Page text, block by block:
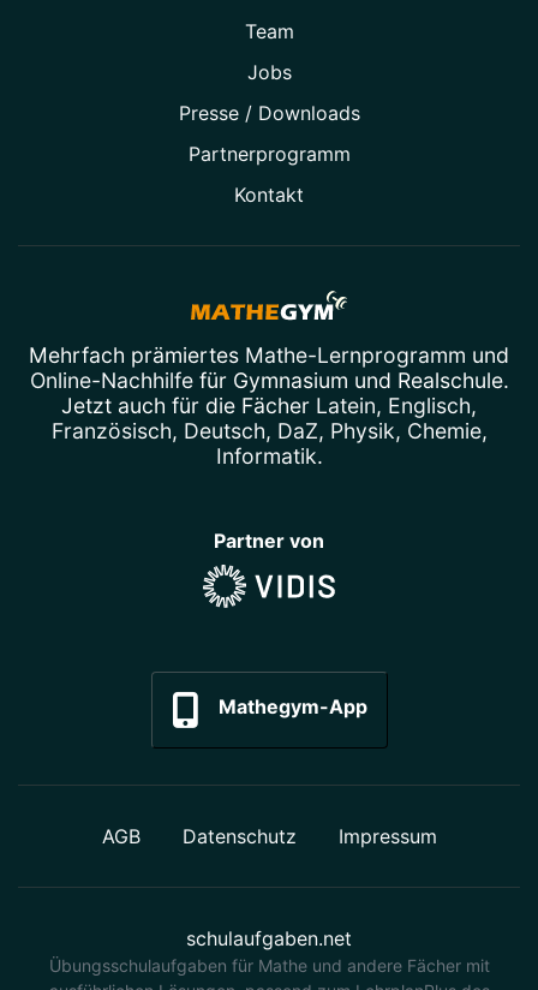
Team
Jobs
Presse / Downloads
Partner­programm
Kontakt
Mehrfach prämiertes Mathe-Lernprogramm und
Online-Nachhilfefür Gymnasium und Realschule.
Jetzt auch für die Fächer Latein, Englisch,
Französisch, Deutsch, DaZ, Physik, Chemie,
Informatik.
Partner von
Mathegym-App
AGB Datenschutz Impressum
schulaufgaben.net
Übungsschulaufgaben für Mathe und andere Fächer mit